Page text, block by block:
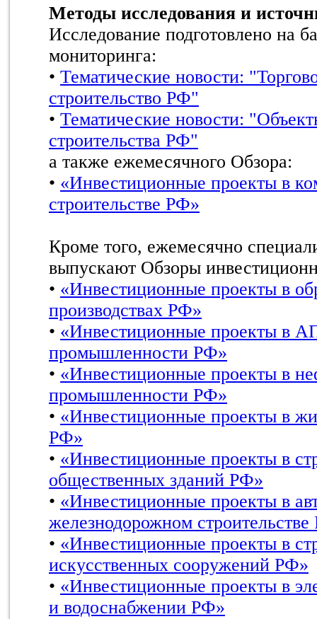
Методы исследования и
Исследование подготовлено на
мониторинга:
• Тематические новости:
строительство РФ"
• Тематические новости:
строительства РФ"
а также ежемесячного Обзора:
• «Инвестиционные проекты в
строительстве РФ»
Кроме того, ежемесячно
выпускают Обзоры
• «Инвестиционные проекты в
производствах РФ»
• «Инвестиционные проекты в
промышленности РФ»
• «Инвестиционные проекты в
промышленности РФ»
• «Инвестиционные проекты в
РФ»
• «Инвестиционные проекты в
общественных зданий РФ»
• «Инвестиционные проекты в
железнодорожном
• «Инвестиционные проекты в
искусственных сооружений РФ»
• «Инвестиционные проекты в
и водоснабжении РФ»